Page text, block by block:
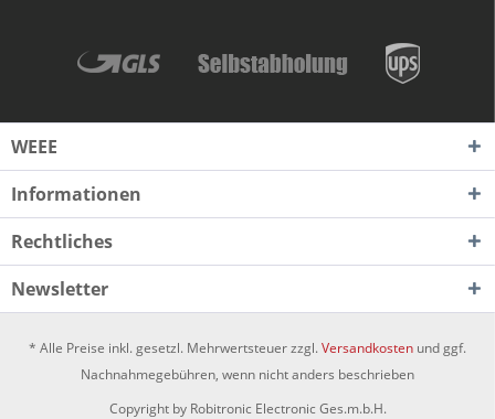
WEEE
Informationen
Rechtliches
Newsletter
* Alle Preise inkl. gesetzl. Mehrwertsteuer zzgl.Versandkosten und ggf.
Nachnahmegebühren, wenn nicht anders beschrieben
Copyright by Robitronic Electronic Ges.m.b.H.